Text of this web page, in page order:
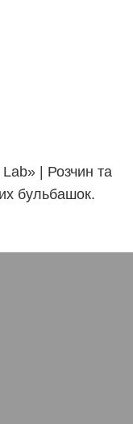
| Розчин та
бульбашок.